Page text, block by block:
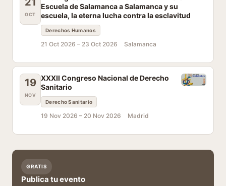
OCT
Escuela de Salamanca a Salamanca y su
escuela, la eterna lucha contra la esclavitud
Derechos Humanos
21 Oct 2026 – 23 Oct 2026 Salamanca
19
NOV
XXXII Congreso Nacional de Derecho
Sanitario
Derecho Sanitario
19 Nov 2026 – 20 Nov 2026 Madrid
GRATIS
Publica tu evento